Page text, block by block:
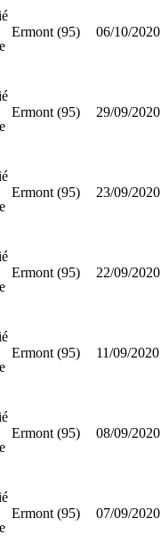
Ermont (95) 06/10/2020
Ermont (95) 29/09/2020
Ermont (95) 23/09/2020
Ermont (95) 22/09/2020
Ermont (95) 11/09/2020
Ermont (95) 08/09/2020
Ermont (95) 07/09/2020